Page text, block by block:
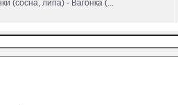
(сосна, липа) - Вагонка (...